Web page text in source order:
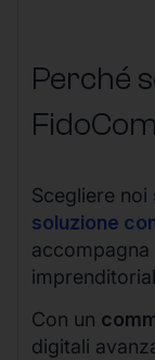
Perché
Scegliere noi
soluzione
Con un
digitali